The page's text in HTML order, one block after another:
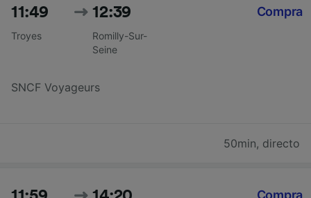
11:49
Troyes
12:39
Romilly-Sur-
Seine
SNCF Voyageurs
Compra
50min, directo